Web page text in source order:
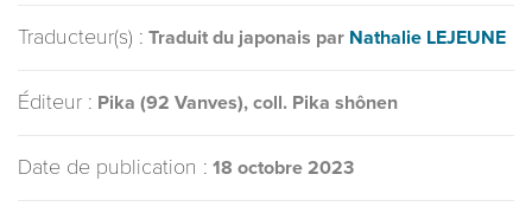
Traducteur(s) : Traduit du japonais par Nathalie LEJEUNE
Éditeur : Pika (92 Vanves), coll. Pika shônen
Date de publication : 18 octobre 2023